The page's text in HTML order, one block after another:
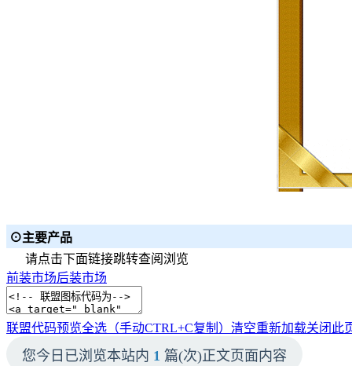
⊙主要产品
请点击下面链接跳转查阅浏览
前装市场后装市场
联盟代码预览全选（手动CTRL+C复制） 清空重新加载关闭此
您今日已浏览本站内 1 篇(次)正文页面内容